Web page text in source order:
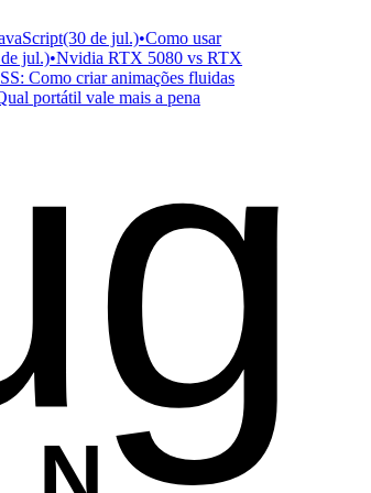
(30 de jul.)•Como usar
•Nvidia RTX 5080 vs RTX
criar animações fluidas
vale mais a pena